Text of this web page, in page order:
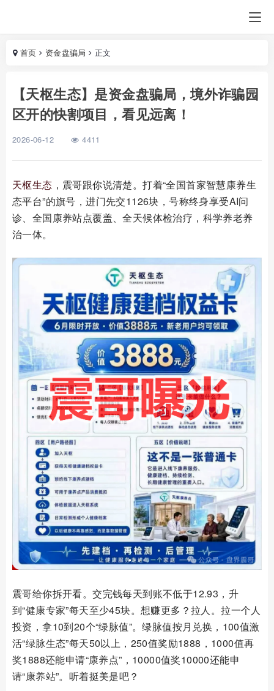
首页 资金盘骗局 正文
【天枢生态】是资金盘骗局，境外诈骗园
区开的快割项目，看见远离！
2026-06-12 4411
天枢生态 ，震哥跟你说清楚。打着“全国首家智慧康养生
态平台”的旗号，进门先交1126块，号称终身享受AI问
诊、全国康养站点覆盖、全天候体检治疗，科学养老养
治一体。
震哥给你拆开看。交完钱每天到账不低于12.93，升
到“健康专家”每天至少45块。想赚更多？拉人。拉一个人
投资，拿10到20个“绿脉值”。绿脉值按月兑换，100值激
活“绿脉生态”每天50以上，250值奖励1888，1000值再
奖1888还能申请“康养点”，10000值奖10000还能申
请“康养站”。听着挺美是吧？